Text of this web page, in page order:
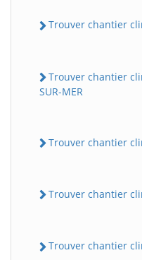
Trouver chantier
Trouver chantier
SUR-MER
Trouver chantier
Trouver chantier
Trouver chantier